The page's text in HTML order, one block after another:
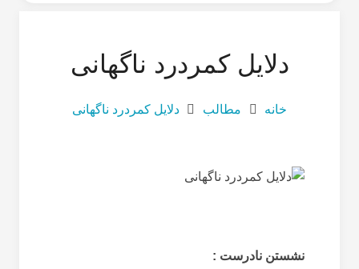
دلایل کمردرد ناگهانی
خانه مطالب دلایل کمردرد ناگهانی
نشستن نادرست :